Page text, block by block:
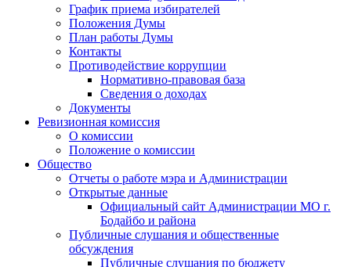
График приема избирателей
Положения Думы
План работы Думы
Контакты
Противодействие коррупции
Нормативно-правовая база
Сведения о доходах
Документы
Ревизионная комиссия
О комиссии
Положение о комиссии
Общество
Отчеты о работе мэра и Администрации
Открытые данные
Официальный сайт Администрации МО г.
Бодайбо и района
Публичные слушания и общественные
обсуждения
Публичные слушания по бюджету